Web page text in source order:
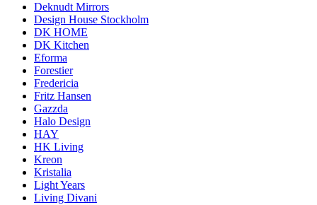
Deknudt Mirrors
Design House Stockholm
DK HOME
DK Kitchen
Eforma
Forestier
Fredericia
Fritz Hansen
Gazzda
Halo Design
HAY
HK Living
Kreon
Kristalia
Light Years
Living Divani